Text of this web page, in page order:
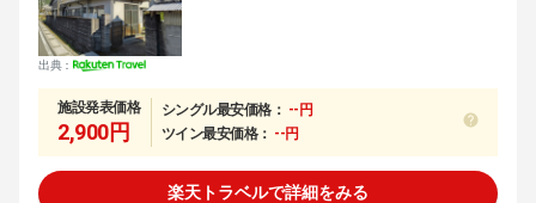
出典：
施設発表価格
2,900円
シングル最安価格： --円
ツイン最安価格： --円
楽天トラベルで詳細をみる